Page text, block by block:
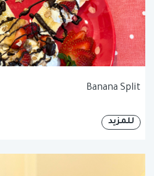
Banana Split
للمزيد